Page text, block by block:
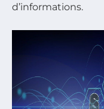
d’informations.